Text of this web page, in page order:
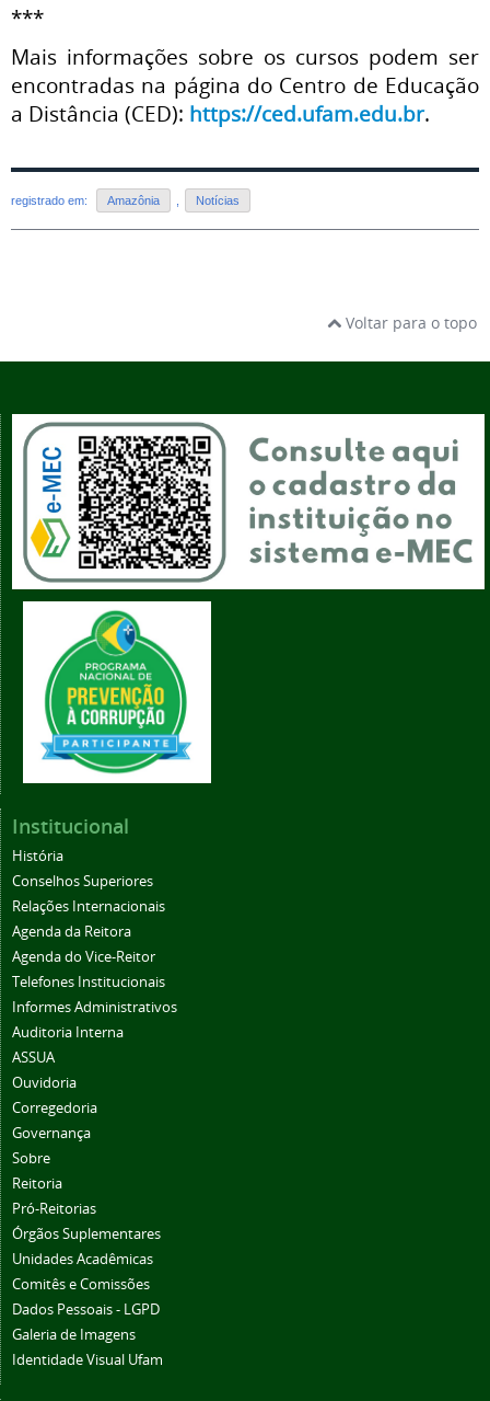
***
Mais informações sobre os cursos podem ser
encontradas na página do Centro de Educação
a Distância (CED): https://ced.ufam.edu.br.
registrado em: Amazônia Notícias
Voltar para o topo
Institucional
História
Conselhos Superiores
Relações Internacionais
Agenda da Reitora
Agenda do Vice-Reitor
Telefones Institucionais
Informes Administrativos
Auditoria Interna
ASSUA
Ouvidoria
Corregedoria
Governança
Sobre
Reitoria
Pró-Reitorias
Órgãos Suplementares
Unidades Acadêmicas
Comitês e Comissões
Dados Pessoais - LGPD
Galeria de Imagens
Identidade Visual Ufam